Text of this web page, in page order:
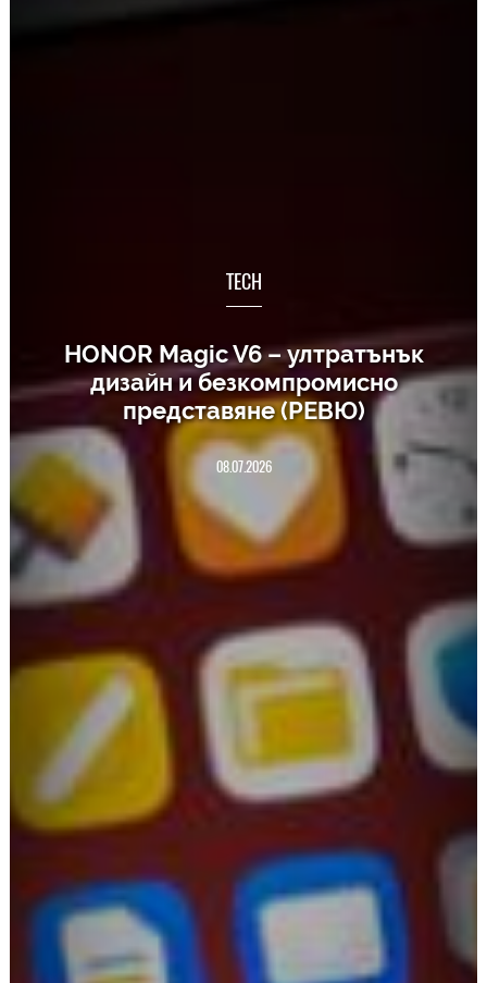
TECH
HONOR Magic V6 – ултратънък
дизайн и безкомпромисно
представяне (РЕВЮ)
08.07.2026